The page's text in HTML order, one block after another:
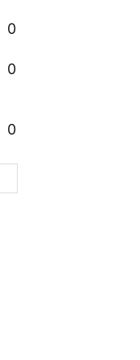
0
0
0